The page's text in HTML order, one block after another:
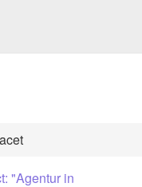
"Agentur in